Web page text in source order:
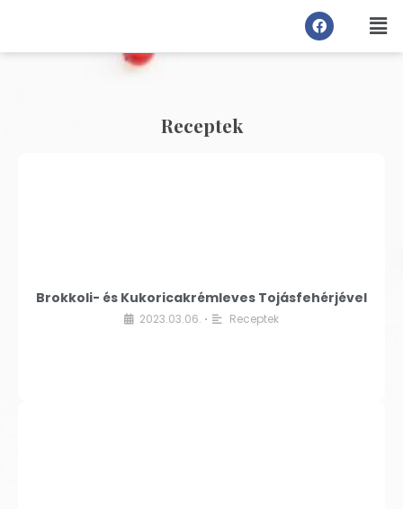
Receptek
Brokkoli- és Kukoricakrémleves Tojásfehérjével
2023.03.06. • Receptek